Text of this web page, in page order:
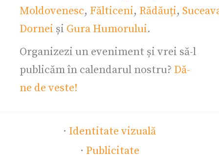
Moldovenesc, Fălticeni, Rădăuți,
Dornei și Gura Humorului.
Organizezi un eveniment și vrei să-l
publicăm în calendarul nostru? Dă-
ne de veste!
· Identitate vizuală
· Publicitate